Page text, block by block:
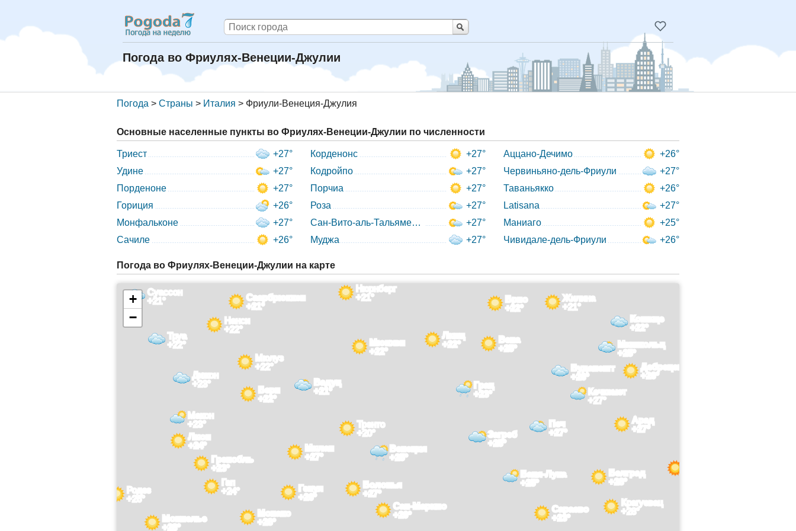
Погода во Фриулях-Венеции-Джулии
Погода > Страны > Италия > Фриули-Венеция-Джулия
Основные населенные пункты во Фриулях-Венеции-Джулии по численности
Триест
+27°
Удине
+27°
Порденоне
+27°
Гориция
+26°
Монфальконе
+27°
Сачиле
+26°
Корденонс
+27°
Кодройпо
+27°
Порчиа
+27°
Роза
+27°
Сан-Вито-аль-Тальяменто
+27°
Муджа
+27°
Аццано-Дечимо
+26°
Червиньяно-дель-Фриули
+27°
Таваньякко
+26°
Latisana
+27°
Маниаго
+25°
Чивидале-дель-Фриули
+26°
Погода во Фриулях-Венеции-Джулии на карте
Загреб
+25°
Будапешт
+26°
Генуя
+26°
Вадуц
+21°
Милан
+27°
Белград
+28°
Мюнхен
+22°
Лион
+24°
Кошице
+22°
Саарбрюккен
+21°
Арад
+27°
Берн
+22°
Монако
+28°
Сан-Марино
+29°
Вена
+25°
Сараево
+23°
Нюрнберг
+21°
Болонья
+27°
Брно
+22°
Венеция
+25°
Монпелье
+28°
Грац
+23°
Баня-Лука
+25°
Дебрецен
+26°
Линц
+22°
Мишкольц
+25°
Гренобль
+23°
Печ
+27°
Дижон
+23°
Крагуевац
+28°
Мюлуз
+22°
Кечкемет
+27°
Нанси
+22°
Тренто
+20°
Жилина
+21°
Труа
+22°
Гап
+24°
Макон
+23°
Суассон
+21°
Родез
+26°
+
−